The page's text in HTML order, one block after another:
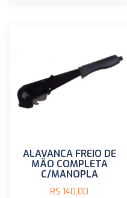
ALAVANCA FREIO DE
MÃO COMPLETA
C/MANOPLA
R$ 140,00